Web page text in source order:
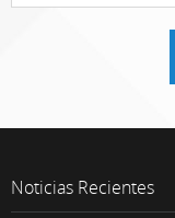
Noticias Recientes